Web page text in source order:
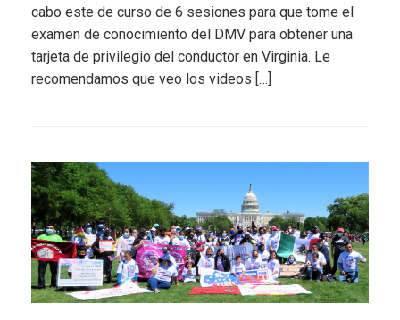
cabo este de curso de 6 sesiones para que tome el
examen de conocimiento del DMV para obtener una
tarjeta de privilegio del conductor en Virginia. Le
recomendamos que veo los videos […]